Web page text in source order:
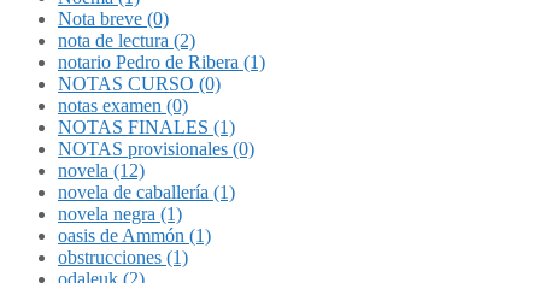
Nota breve (0)
nota de lectura (2)
notario Pedro de Ribera (1)
NOTAS CURSO (0)
notas examen (0)
NOTAS FINALES (1)
NOTAS provisionales (0)
novela (12)
novela de caballería (1)
novela negra (1)
oasis de Ammón (1)
obstrucciones (1)
odaleuk (2)